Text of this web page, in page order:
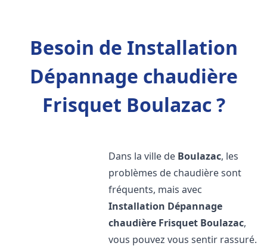
Besoin de Installation
Dépannage chaudière
Frisquet Boulazac ?
Dans la ville de Boulazac, les
problèmes de chaudière sont
fréquents, mais avec
Installation Dépannage
chaudière Frisquet Boulazac,
vous pouvez vous sentir rassuré.